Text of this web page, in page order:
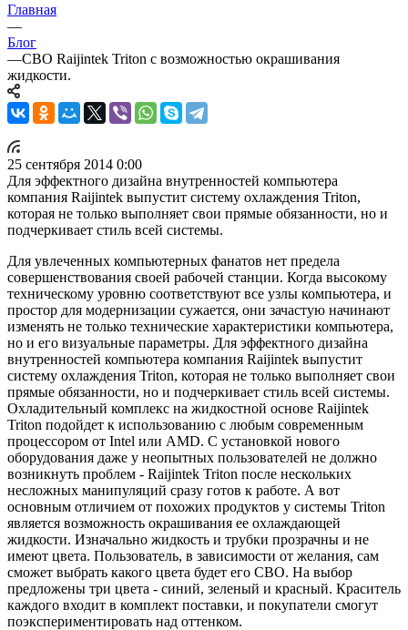
Главная
—
Блог
—СВО Raijintek Triton с возможностью окрашивания
жидкости.
25 сентября 2014 0:00
Для эффектного дизайна внутренностей компьютера
компания Raijintek выпустит систему охлаждения Triton,
которая не только выполняет свои прямые обязанности, но и
подчеркивает стиль всей системы.
Для увлеченных компьютерных фанатов нет предела
совершенствования своей рабочей станции. Когда высокому
техническому уровню соответствуют все узлы компьютера, и
простор для модернизации сужается, они зачастую начинают
изменять не только технические характеристики компьютера,
но и его визуальные параметры. Для эффектного дизайна
внутренностей компьютера компания Raijintek выпустит
систему охлаждения Triton, которая не только выполняет свои
прямые обязанности, но и подчеркивает стиль всей системы.
Охладительный комплекс на жидкостной основе Raijintek
Triton подойдет к использованию с любым современным
процессором от Intel или AMD. С установкой нового
оборудования даже у неопытных пользователей не должно
возникнуть проблем - Raijintek Triton после нескольких
несложных манипуляций сразу готов к работе. А вот
основным отличием от похожих продуктов у системы Triton
является возможность окрашивания ее охлаждающей
жидкости. Изначально жидкость и трубки прозрачны и не
имеют цвета. Пользователь, в зависимости от желания, сам
сможет выбрать какого цвета будет его СВО. На выбор
предложены три цвета - синий, зеленый и красный. Краситель
каждого входит в комплект поставки, и покупатели смогут
поэкспериментировать над оттенком.